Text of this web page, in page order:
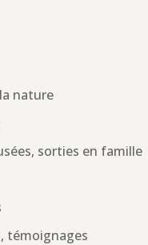
nature
sorties en famille
témoignages